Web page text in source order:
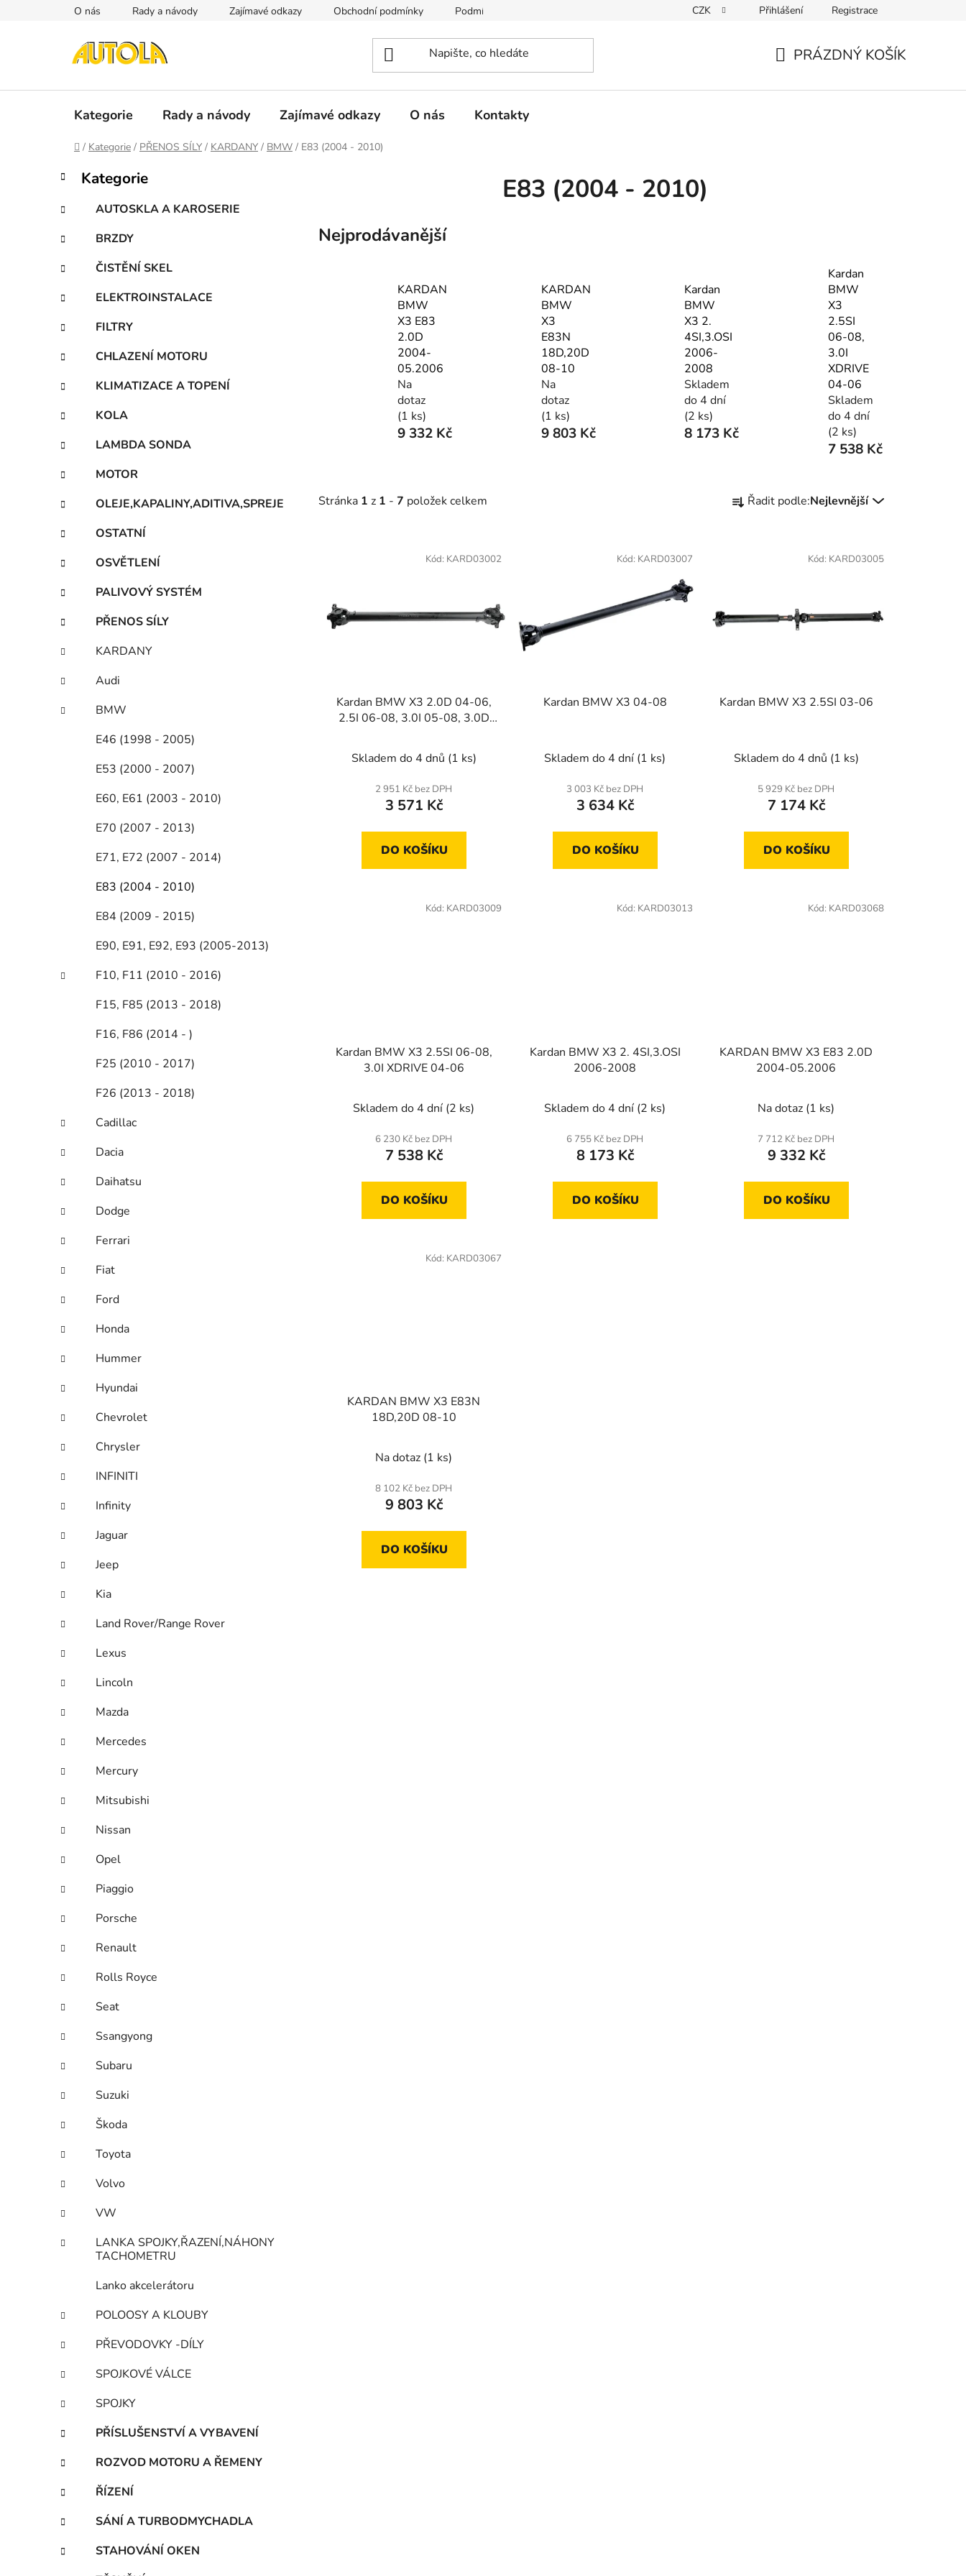
O nás Rady a návody Zajímavé odkazy Obchodní podmínky Podmínky ochrany osobních údajů CZK Přihlášení Registrace
PRÁZDNÝ KOŠÍK
Kategorie Rady a návody Zajímavé odkazy O nás Kontakty
Domů
/ Kategorie / PŘENOS SÍLY / KARDANY / BMW / E83 (2004 - 2010)
P
s
r
a
n
í
p
a
e
l
Přeskočit
kategorie
K
a
e
g
o
r
e
Kategorie
AUTOSKLA A KAROSERIE
BRZDY
ČISTĚNÍ SKEL
ELEKTROINSTALACE
FILTRY
CHLAZENÍ MOTORU
KLIMATIZACE A TOPENÍ
KOLA
LAMBDA SONDA
MOTOR
OLEJE,KAPALINY,ADITIVA,SPREJE
OSTATNÍ
OSVĚTLENÍ
PALIVOVÝ SYSTÉM
PŘENOS SÍLY
KARDANY
Audi
BMW
E46 (1998 - 2005)
E53 (2000 - 2007)
E60, E61 (2003 - 2010)
E70 (2007 - 2013)
E71, E72 (2007 - 2014)
E83 (2004 - 2010)
E84 (2009 - 2015)
E90, E91, E92, E93 (2005-2013)
F10, F11 (2010 - 2016)
F15, F85 (2013 - 2018)
F16, F86 (2014 - )
F25 (2010 - 2017)
F26 (2013 - 2018)
Cadillac
Dacia
Daihatsu
Dodge
Ferrari
Fiat
Ford
Honda
Hummer
Hyundai
Chevrolet
Chrysler
INFINITI
Infinity
Jaguar
Jeep
Kia
Land Rover/Range Rover
Lexus
Lincoln
Mazda
Mercedes
Mercury
Mitsubishi
Nissan
Opel
Piaggio
Porsche
Renault
Rolls Royce
Seat
Ssangyong
Subaru
Suzuki
Škoda
Toyota
Volvo
VW
LANKA SPOJKY,ŘAZENÍ,NÁHONY
TACHOMETRU
Lanko akcelerátoru
POLOOSY A KLOUBY
PŘEVODOVKY -DÍLY
SPOJKOVÉ VÁLCE
SPOJKY
PŘÍSLUŠENSTVÍ A VYBAVENÍ
ROZVOD MOTORU A ŘEMENY
ŘÍZENÍ
SÁNÍ A TURBODMYCHADLA
STAHOVÁNÍ OKEN
E83 (2004 - 2010)
Nejprodávanější
KARDAN
BMW
X3 E83
2.0D
2004-
05.2006
Na
dotaz
(1 ks)
9 332 Kč
KARDAN
BMW
X3
E83N
18D,20D
08-10
Na
dotaz
(1 ks)
9 803 Kč
Kardan
BMW
X3 2.
4SI,3.OSI
2006-
2008
Skladem
do 4 dní
(2 ks)
8 173 Kč
Kardan
BMW
X3
2.5SI
06-08,
3.0I
XDRIVE
04-06
Skladem
do 4 dní
(2 ks)
7 538 Kč
Stránka 1 z 1 - 7 položek celkem
a
r
k
Řadit podle:Nejlevnější
Kardan BMW X3 2.0D 04-06,
2.5I 06-08, 3.0I 05-08, 3.0D
Skladem do 4 dnů (1 ks)
2 951 Kč bez DPH
3 571 Kč
DO KOŠÍKU
Kód: KARD03002
Kardan BMW X3 04-08
Skladem do 4 dní (1 ks)
3 003 Kč bez DPH
3 634 Kč
DO KOŠÍKU
Kód: KARD03007
Kardan BMW X3 2.5SI 03-06
Skladem do 4 dnů (1 ks)
5 929 Kč bez DPH
7 174 Kč
DO KOŠÍKU
Kód: KARD03005
Kardan BMW X3 2.5SI 06-08,
3.0I XDRIVE 04-06
Skladem do 4 dní (2 ks)
6 230 Kč bez DPH
7 538 Kč
DO KOŠÍKU
Kód: KARD03009
Kardan BMW X3 2. 4SI,3.OSI
2006-2008
Skladem do 4 dní (2 ks)
6 755 Kč bez DPH
8 173 Kč
DO KOŠÍKU
Kód: KARD03013
KARDAN BMW X3 E83 2.0D
2004-05.2006
Na dotaz (1 ks)
7 712 Kč bez DPH
9 332 Kč
DO KOŠÍKU
Kód: KARD03068
KARDAN BMW X3 E83N
18D,20D 08-10
Na dotaz (1 ks)
8 102 Kč bez DPH
9 803 Kč
DO KOŠÍKU
Kód: KARD03067